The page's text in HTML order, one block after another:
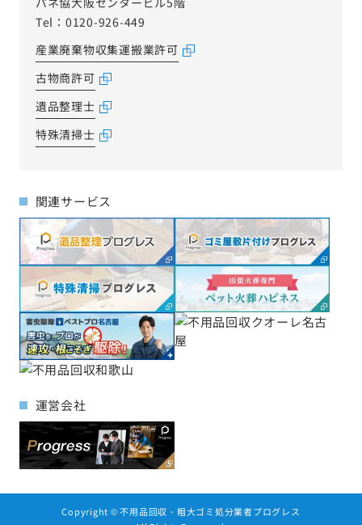
Tel：0120-926-449
産業廃棄物収集運搬業許可
古物商許可
遺品整理士
特殊清掃士
関連サービス
運営会社
Copyright ©不用品回収・粗大ゴミ処分業者プログレス